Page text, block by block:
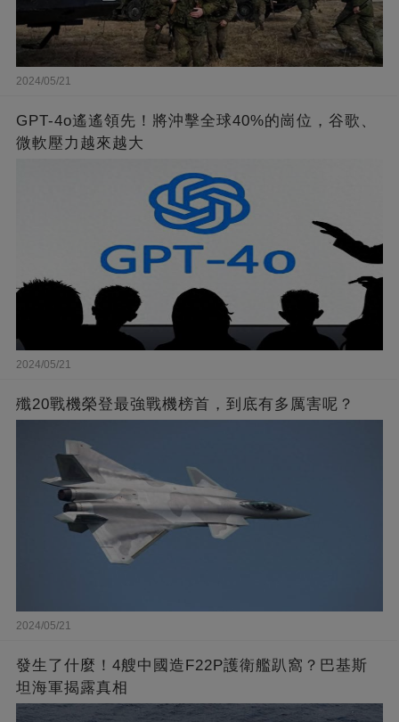
2024/05/21
GPT-4o遙遙領先！將沖擊全球40%的崗位，谷歌、
微軟壓力越來越大
2024/05/21
殲20戰機榮登最強戰機榜首，到底有多厲害呢？
2024/05/21
發生了什麼！4艘中國造F22P護衛艦趴窩？巴基斯
坦海軍揭露真相